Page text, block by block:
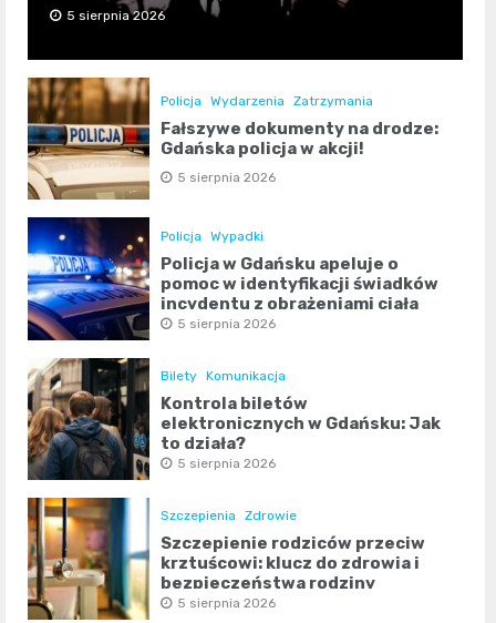
5 sierpnia 2026
Policja Wydarzenia Zatrzymania
Fałszywe dokumenty na drodze:
Gdańska policja w akcji!
5 sierpnia 2026
Policja Wypadki
Policja w Gdańsku apeluje o
pomoc w identyfikacji świadków
incydentu z obrażeniami ciała
5 sierpnia 2026
Bilety Komunikacja
Kontrola biletów
elektronicznych w Gdańsku: Jak
to działa?
5 sierpnia 2026
Szczepienia Zdrowie
Szczepienie rodziców przeciw
krztuścowi: klucz do zdrowia i
bezpieczeństwa rodziny
5 sierpnia 2026